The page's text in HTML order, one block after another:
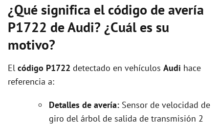
¿Qué significa el código de avería
P1722 de Audi? ¿Cuál es su
motivo?
El código P1722 detectado en vehículos Audi hace
referencia a:
Detalles de avería: Sensor de velocidad de
giro del árbol de salida de transmisión 2